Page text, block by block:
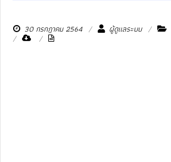
30 กรกฎาคม 2564 ผู้ดูแลระบบ